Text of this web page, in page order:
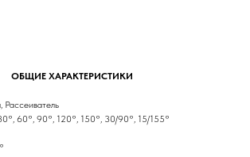
ОБЩИЕ ХАРАКТЕРИСТИКИ
60°, 90°, 120°, 150°, 30/90°, 15/155°